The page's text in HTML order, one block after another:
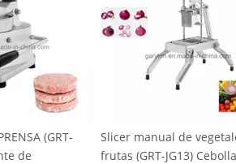
manual de vegetales y
(GRT-JG13) Cebolla
Máquina
nieve (GRT-